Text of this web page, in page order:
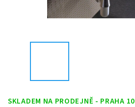
SKLADEM NA PRODEJNĚ - PRAHA 10